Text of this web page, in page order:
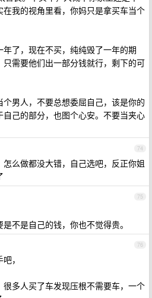
我的视角里看，你妈只是拿买车当个
了，现在不买，纯纯毁了一年的期
需要他们出一部分钱就行，剩下的可
男人，不要总想委屈自己，该是你的
己的部分，也图个心安。不要当夹心
74
么做都没大错，自己选吧，反正你姐
75
不是自己的钱，你也不觉得贵。
76
，
多人买了车发现压根不需要车，一个